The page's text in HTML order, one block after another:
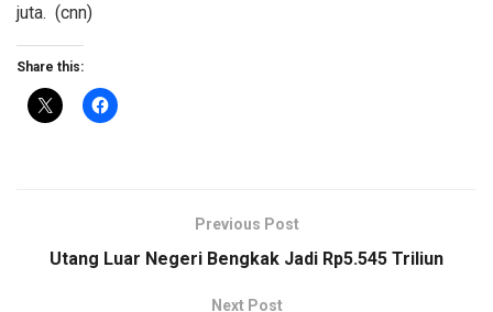
juta. (cnn)
Share this:
Previous Post
Utang Luar Negeri Bengkak Jadi Rp5.545 Triliun
Next Post